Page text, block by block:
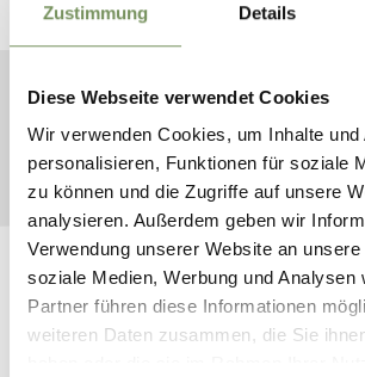
Zustimmung Details
Diese Webseite verwendet Cookies
Wir verwenden Cookies, um Inhalte und
personalisieren, Funktionen für soziale
zu können und die Zugriffe auf unsere
analysieren. Außerdem geben wir
Verwendung unserer Website an
soziale Medien, Werbung und Analysen
Partner führen diese Informationen
weiteren Daten zusammen, die Sie
THEMENWEGE IM
BUCHE DEINEN